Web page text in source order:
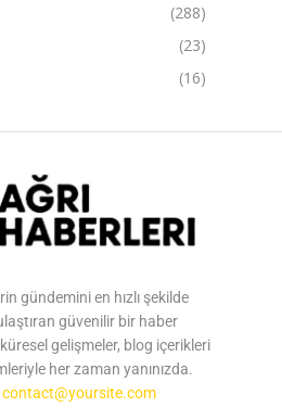
(288)
(23)
(16)
gündemini en hızlı şekilde
güvenilir bir haber
küresel gelişmeler, blog içerikleri
her zaman yanınızda.
contact@yoursite.com